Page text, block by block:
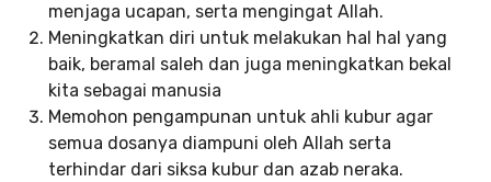
menjaga ucapan, serta mengingat Allah.
Meningkatkan diri untuk melakukan hal hal yang
baik, beramal saleh dan juga meningkatkan bekal
kita sebagai manusia
Memohon pengampunan untuk ahli kubur agar
semua dosanya diampuni oleh Allah serta
terhindar dari siksa kubur dan azab neraka.